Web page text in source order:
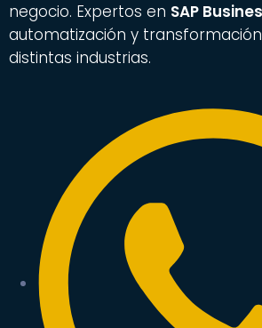
negocio. Expertos en SAP
automatización y
distintas industrias.